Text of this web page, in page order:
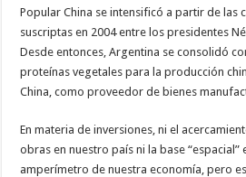
Popular China se intensificó a partir de las
suscriptas en 2004 entre los presidentes
Desde entonces, Argentina se consolidó
proteínas vegetales para la producción
China, como proveedor de bienes
En materia de inversiones, ni el
obras en nuestro país ni la base “espacial”
amperímetro de nuestra economía, pero